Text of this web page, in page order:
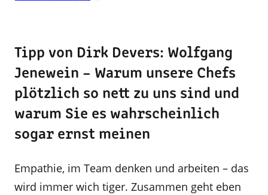
Tipp von Dirk Devers: Wolfgang
Jenewein – Warum unsere Chefs
plötzlich so nett zu uns sind und
warum Sie es wahrscheinlich
sogar ernst meinen
Empathie, im Team denken und arbeiten – das
wird immer wich­ tiger. Zusammen geht eben